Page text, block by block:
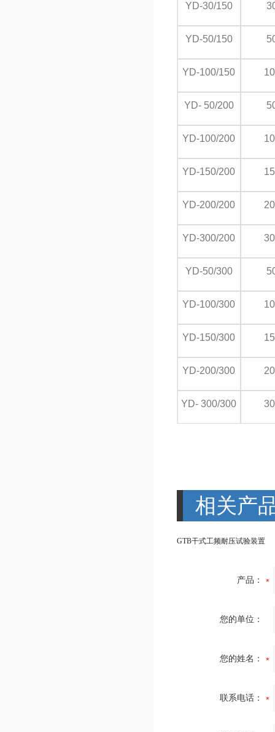
YD-30/150
YD-50/150
YD-100/150
YD- 50/200
YD-100/200
YD-150/200
YD-200/200
YD-300/200
YD-50/300
YD-100/300
YD-150/300
YD-200/300
YD- 300/300
相关产
GTB干式工频耐压试验装置
产品：
您的单位：
您的姓名：
联系电话：